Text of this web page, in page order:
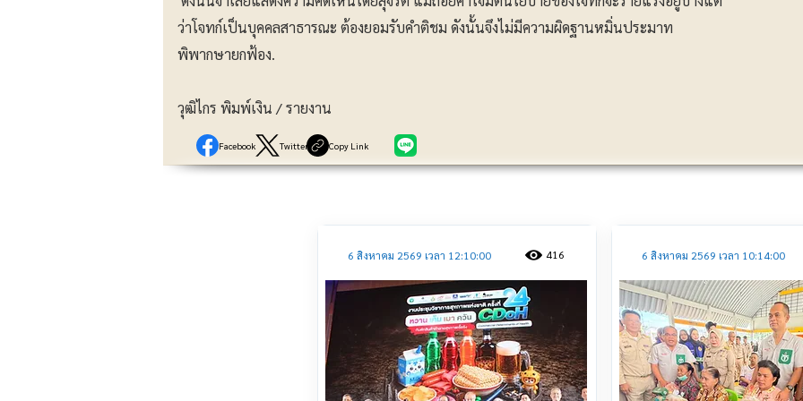
ว่าโจทก์เป็นบุคคลสาธารณะ ต้องยอมรับคำติชม ดังนั้นจึงไม่มีความผิดฐานหมิ่นประมาท
พิพากษายกฟ้อง.
วุฒิไกร พิมพ์เงิน / รายงาน
Facebook Twitter Copy Link
ประชาสัมพันธ์
6 สิงหาคม 2569 เวลา 12:10:00 416 6 สิงหาคม 2569 เวลา 10:14:00